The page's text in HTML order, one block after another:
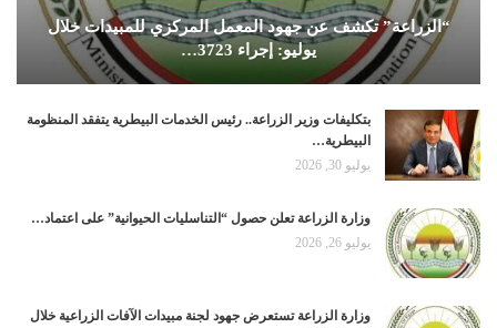
“الزراعة” تكشف عن جهود المعمل المركزي للمبيدات خلال
يوليو: إجراء 3723…
بتكليفات وزير الزراعة.. رئيس الخدمات البيطرية يتفقد المنظومة
البيطرية…
يوليو 30, 2026
وزارة الزراعة تعلن حصول “التناسليات الحيوانية” على اعتماد…
يوليو 26, 2026
وزارة الزراعة تستعرض جهود لجنة مبيدات الآفات الزراعية خلال